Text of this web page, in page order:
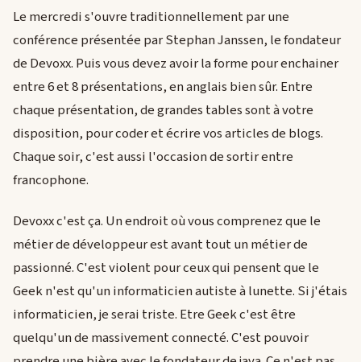
Le mercredi s'ouvre traditionnellement par une
conférence présentée par Stephan Janssen, le fondateur
de Devoxx. Puis vous devez avoir la forme pour enchainer
entre 6 et 8 présentations, en anglais bien sûr. Entre
chaque présentation, de grandes tables sont à votre
disposition, pour coder et écrire vos articles de blogs.
Chaque soir, c'est aussi l'occasion de sortir entre
francophone.
Devoxx c'est ça. Un endroit où vous comprenez que le
métier de développeur est avant tout un métier de
passionné. C'est violent pour ceux qui pensent que le
Geek n'est qu'un informaticien autiste à lunette. Si j'étais
informaticien, je serai triste. Etre Geek c'est être
quelqu'un de massivement connecté. C'est pouvoir